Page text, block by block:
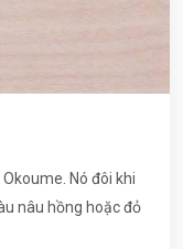
Nó đôi khi
nâu hồng hoặc đỏ